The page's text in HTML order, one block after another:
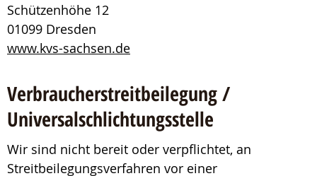
Schützenhöhe 12
01099 Dresden
www.kvs-sachsen.de
Verbraucher­streit­beilegung /
Universal­schlichtungs­stelle
Wir sind nicht bereit oder verpflichtet, an
Streitbeilegungsverfahren vor einer